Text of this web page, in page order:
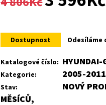
was:
4
806Kč.
Dostupnost Odesíláme
Katalogové číslo:
Kategorie: 2005-2011
Stav:
NOVÝ
MĚSÍCŮ,